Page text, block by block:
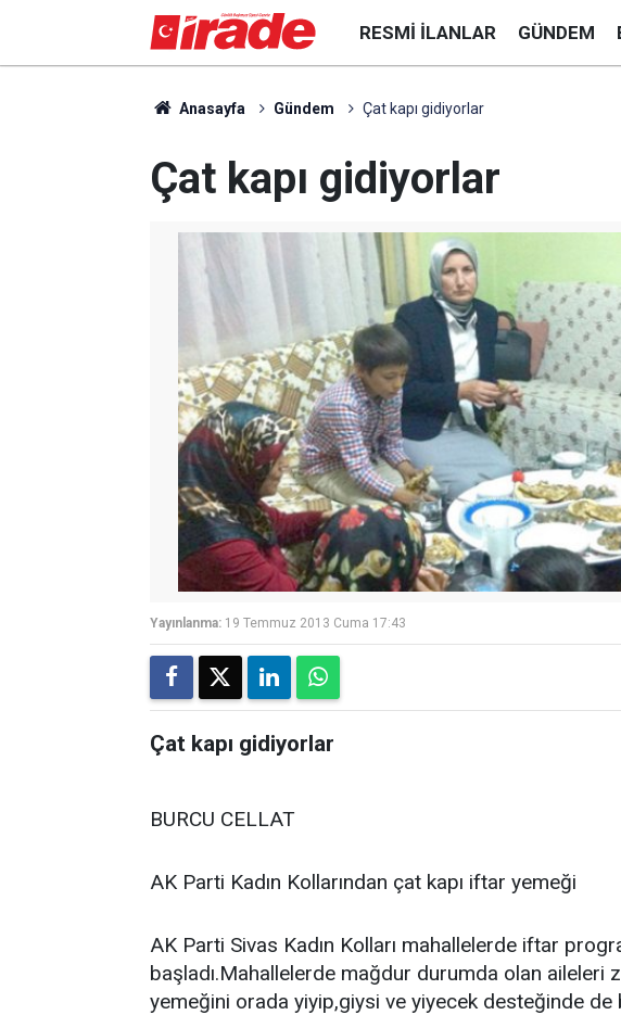
RESMI İLANLAR GÜNDEM
Anasayfa Gündem Çat kapı gidiyorlar
Çat kapı gidiyorlar
Yayınlanma: 19 Temmuz 2013 Cuma 17:43
Çat kapı gidiyorlar
BURCU CELLAT
AK Parti Kadın Kollarından çat kapı iftar yemeği
AK Parti Sivas Kadın Kolları mahallelerde iftar
başladı.Mahallelerde mağdur durumda olan aileleri
yemeğini orada yiyip,giysi ve yiyecek desteğinde de